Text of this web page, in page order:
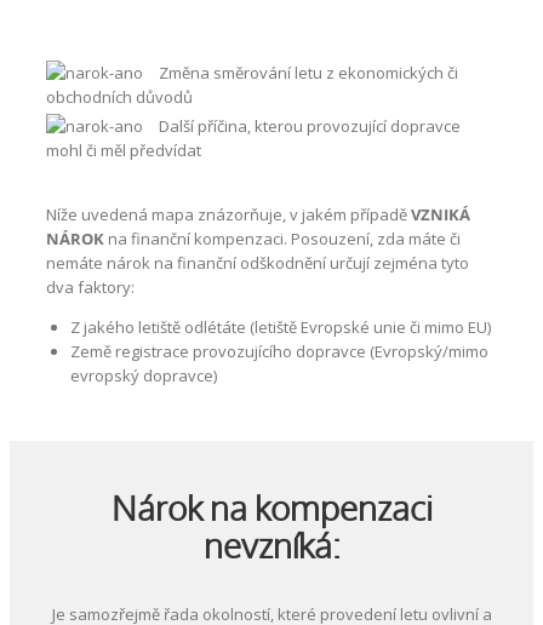
Změna směrování letu z ekonomických či
obchodních důvodů
Další příčina, kterou provozující dopravce
mohl či měl předvídat
Níže uvedená mapa znázorňuje, v jakém případěVZNIKÁ
NÁROK na finanční kompenzaci. Posouzení, zda máte či
nemáte nárok na finanční odškodnění určují zejména tyto
dva faktory:
Z jakého letiště odlétáte (letiště Evropské unie či mimo EU)
Země registrace provozujícího dopravce (Evropský/mimo
evropský dopravce)
Nárok na kompenzaci
nevzníká:
Je samozřejmě řada okolností, které provedení letu ovlivní a